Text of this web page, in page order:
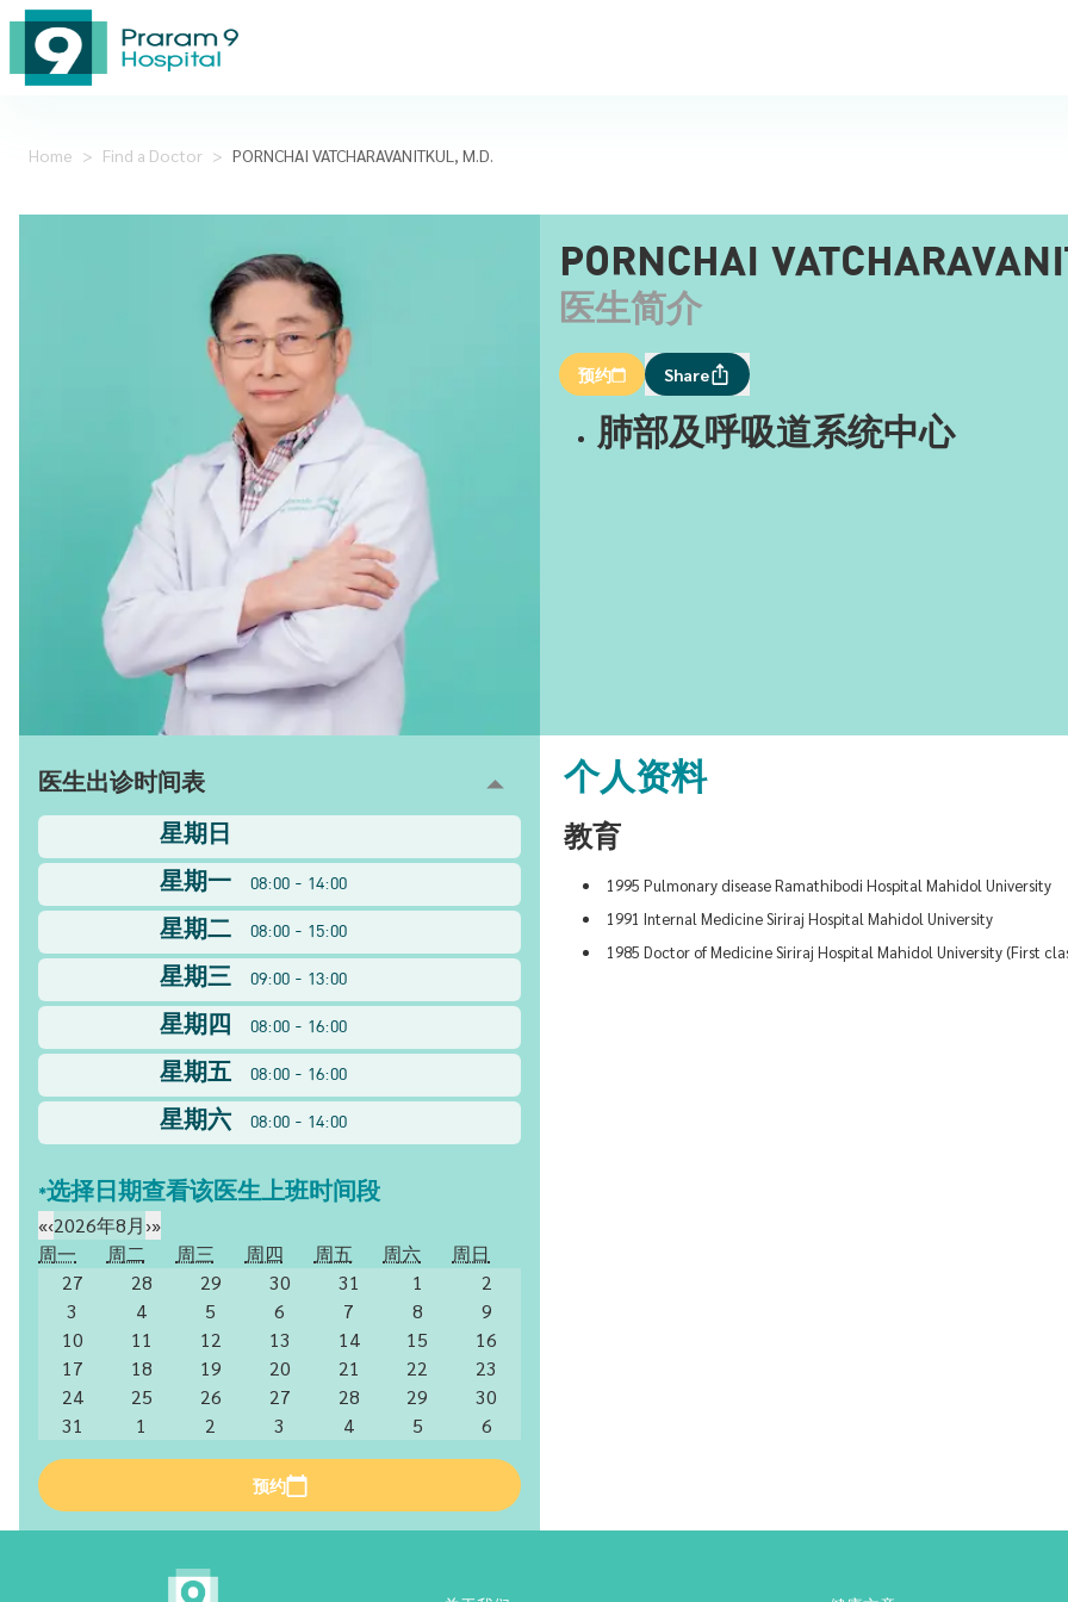
Home > Find a Doctor > PORNCHAI VATCHARAVANITKUL, M.D.
PORNCHAI
医生简介
预约 Share
肺部及呼吸道系统中心
医生出诊时间表
星期日
星期一
08:00 - 14:00
星期二
08:00 - 15:00
星期三
09:00 - 13:00
星期四
08:00 - 16:00
星期五
08:00 - 16:00
星期六
08:00 - 14:00
*选择日期查看该医生上班时间段
«‹2026年8月›»
周一
周二 周三 周四 周五 周六
周日
27
28 29 30 31 1
2
3
4 5 6 7 8
9
10
11 12 13 14 15
16
17
18 19 20 21 22
23
24
25 26 27 28 29
30
31
1 2 3 4 5 6
预约
个人资料
教育
1995 Pulmonary disease Ramathibodi Hospital Mahidol University
1991 Internal Medicine Siriraj Hospital Mahidol University
1985 Doctor of Medicine Siriraj Hospital Mahidol University (First